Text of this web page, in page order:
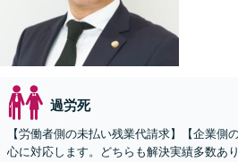
過労死
【労働者側の未払い残業代請求】【企業側
心に対応します。どちらも解決実績多数あ